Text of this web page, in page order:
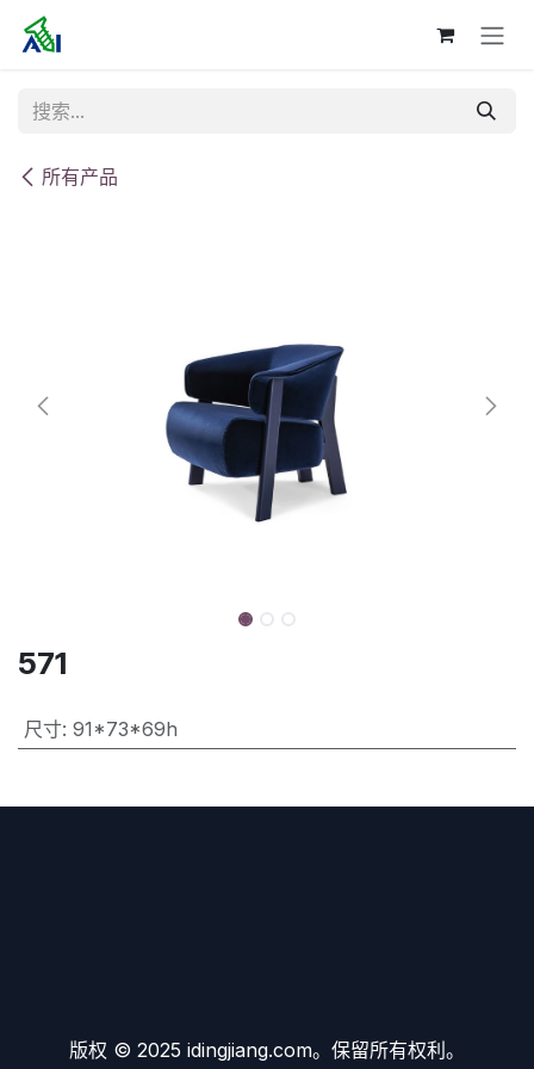
跳至内容
所有产品
571
尺寸: 91*73*69h
版权 © 2025 idingjiang.com。保留所有权利。